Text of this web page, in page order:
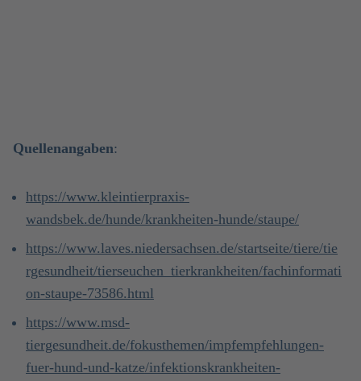
Quellenangaben:
https://www.kleintierpraxis-
wandsbek.de/hunde/krankheiten-hunde/staupe/
https://www.laves.niedersachsen.de/startseite/tiere/tie
rgesundheit/tierseuchen_tierkrankheiten/fachinformati
on-staupe-73586.html
https://www.msd-
tiergesundheit.de/fokusthemen/impfempfehlungen-
fuer-hund-und-katze/infektionskrankheiten-